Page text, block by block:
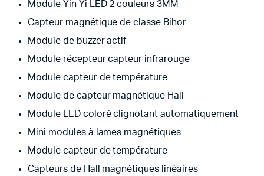
Module Yin Yi LED 2 couleurs 3MM
Capteur magnétique de classe Bihor
Module de buzzer actif
Module récepteur capteur infrarouge
Module capteur de température
Module de capteur magnétique Hall
Module LED coloré clignotant automatiquement
Mini modules à lames magnétiques
Module capteur de température
Capteurs de Hall magnétiques linéaires